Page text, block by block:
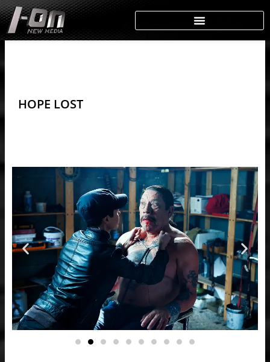
Skip
to
content
HOPE LOST